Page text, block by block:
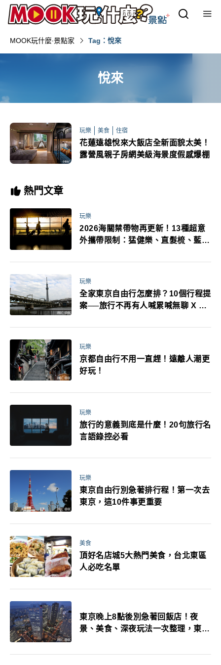
MOOK玩什麼‧景點家 Tag：悅來
悅來
玩樂 美食 住宿
花蓮遠雄悅來大飯店全新面貌太美！
露營風親子房網美級海景度假感爆棚
熱門文章
玩樂
2026海關禁帶物再更新！13種超意
外攜帶限制：猛健樂、直髮梳、藍牙
萬！注意事項一次看！
玩樂
全家東京自由行怎麼排？10個行程提
案──旅行不再有人喊累喊無聊 X 爸
玩樂
京都自由行不用一直趕！遠離人潮更
好玩！
玩樂
旅行的意義到底是什麼！20句旅行名
言語錄控必看
玩樂
東京自由行別急著排行程！第一次去
東京，這10件事更重要
美食
頂好名店城5大熱門美食，台北東區
人必吃名單
東京晚上8點後別急著回飯店！夜
景、美食、深夜玩法一次整理，東京